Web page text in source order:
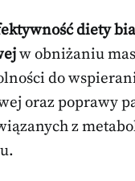
diety
w obniżaniu
do
oraz poprawy
z